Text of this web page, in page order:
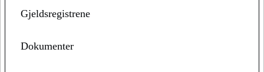
Gjeldsregistrene
Dokumenter